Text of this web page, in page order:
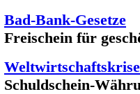
Bad-Bank-Gesetze
für